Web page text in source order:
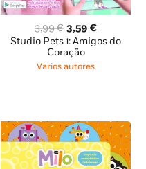
3,99€ O
preço
original
era:
3,59€O
preço
Studio Pets 1: Amigos do
Coração
Varios autores